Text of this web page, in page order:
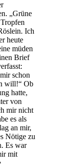
„Grüne
Ich
heute
müden
Brief
schon
will!“ Ob
hatte,
von
mir nicht
es als
an mir,
Nötige zu
Es war
mit